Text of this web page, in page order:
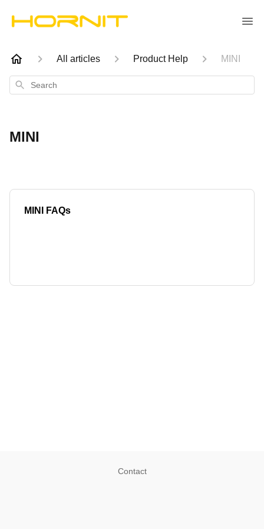
All articles Product Help MINI
Search
MINI
MINI FAQs
Contact